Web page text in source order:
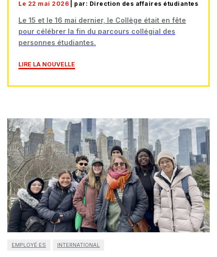
Le 22 mai 2026 | par: Direction des affaires étudiantes
Le 15 et le 16 mai dernier, le Collège était en fête
pour célébrer la fin du parcours collégial des
personnes étudiantes.
LIRE LA NOUVELLE
EMPLOYÉ·ES INTERNATIONAL